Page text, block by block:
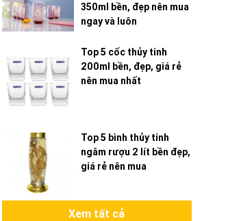
350ml bền, đẹp nên mua
ngay và luôn
Top 5 cốc thủy tinh
200ml bền, đẹp, giá rẻ
nên mua nhất
Top 5 bình thủy tinh
ngâm rượu 2 lít bền đẹp,
giá rẻ nên mua
Xem tất cả